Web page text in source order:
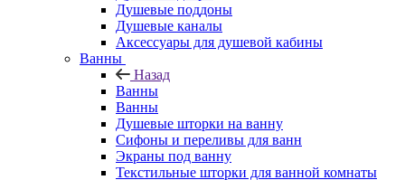
Душевые поддоны
Душевые каналы
Аксессуары для душевой кабины
Ванны
Назад
Ванны
Ванны
Душевые шторки на ванну
Сифоны и переливы для ванн
Экраны под ванну
Текстильные шторки для ванной комнаты